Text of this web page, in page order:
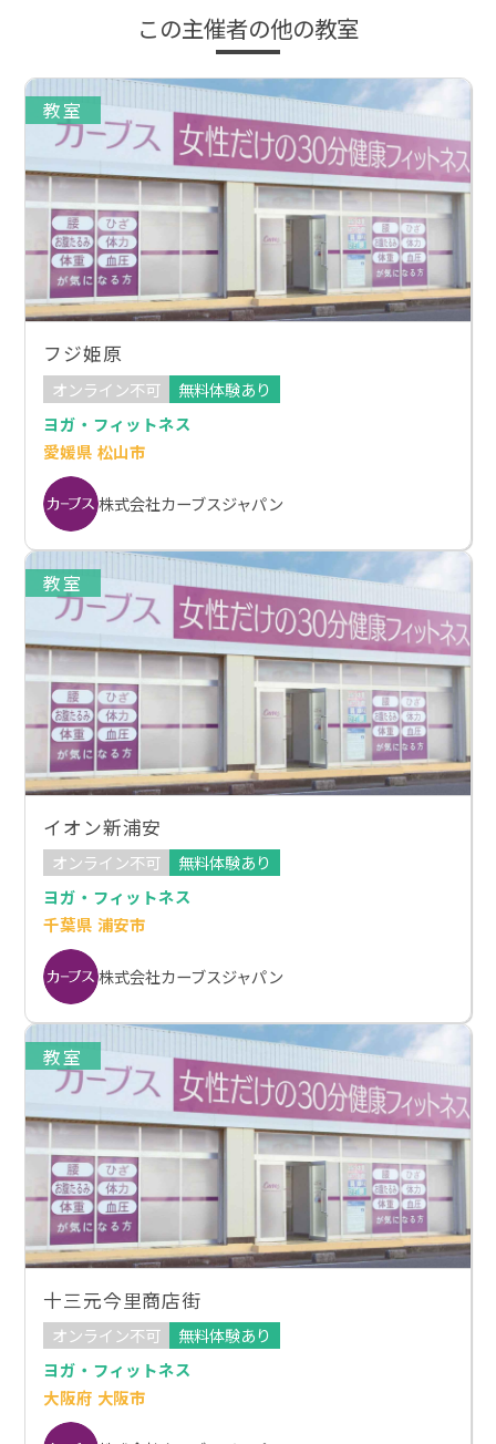
この主催者の他の教室
教室
フジ姫原
オンライン不可
無料体験あり
ヨガ・フィットネス
愛媛県 松山市
株式会社カーブスジャパン
教室
イオン新浦安
オンライン不可
無料体験あり
ヨガ・フィットネス
千葉県 浦安市
株式会社カーブスジャパン
教室
十三元今里商店街
オンライン不可
無料体験あり
ヨガ・フィットネス
大阪府 大阪市